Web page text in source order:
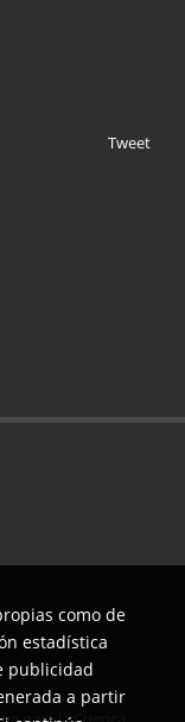
34 Memorial
Tweet
como de
estadística
publicidad
a partir